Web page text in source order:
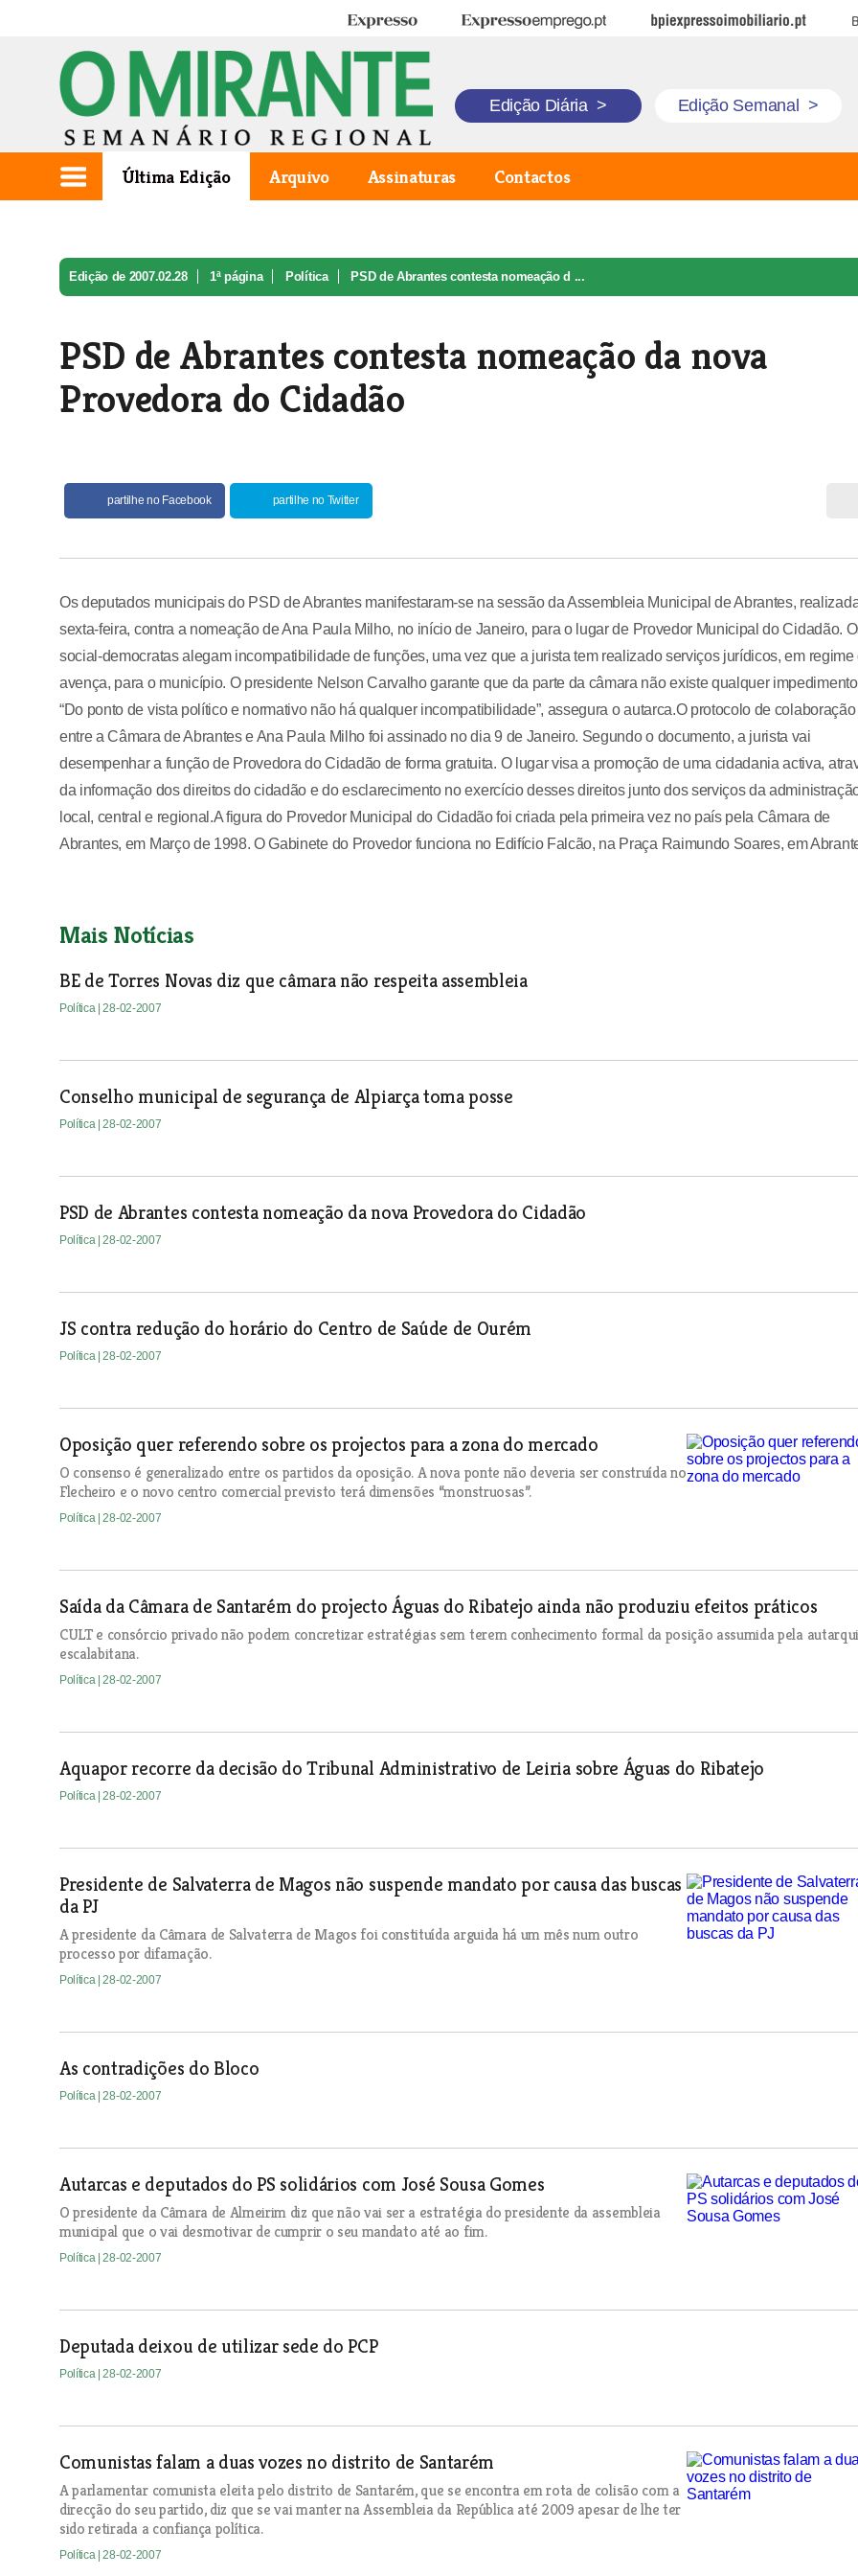
Expresso Expresso Emprego BPI Expresso Imobiliário
Edição Diária > Edição Semanal >
Última Edição Arquivo Assinaturas Contactos
Edição de 2007.02.28 1ª página Política PSD de Abrantes contesta nomeação d ...
PSD de Abrantes contesta nomeação da nova
Provedora do Cidadão
partilhe no Facebook partilhe no Twitter
Os deputados municipais do PSD de Abrantes manifestaram-se na sessão da Assembleia Municipal de Abrantes,
sexta-feira, contra a nomeação de Ana Paula Milho, no início de Janeiro, para o lugar de Provedor Municipal do Cidadão.
social-democratas alegam incompatibilidade de funções, uma vez que a jurista tem realizado serviços jurídicos, em regime
avença, para o município. O presidente Nelson Carvalho garante que da parte da câmara não existe qualquer
“Do ponto de vista político e normativo não há qualquer incompatibilidade”, assegura o autarca.O protocolo de colaboração
entre a Câmara de Abrantes e Ana Paula Milho foi assinado no dia 9 de Janeiro. Segundo o documento, a jurista vai
desempenhar a função de Provedora do Cidadão de forma gratuita. O lugar visa a promoção de uma cidadania activa,
da informação dos direitos do cidadão e do esclarecimento no exercício desses direitos junto dos serviços da
local, central e regional.A figura do Provedor Municipal do Cidadão foi criada pela primeira vez no país pela Câmara de
Abrantes, em Março de 1998. O Gabinete do Provedor funciona no Edifício Falcão, na Praça Raimundo Soares, em
Mais Notícias
BE de Torres Novas diz que câmara não respeita assembleia
Política | 28-02-2007
Conselho municipal de segurança de Alpiarça toma posse
Política | 28-02-2007
PSD de Abrantes contesta nomeação da nova Provedora do Cidadão
Política | 28-02-2007
JS contra redução do horário do Centro de Saúde de Ourém
Política | 28-02-2007
Oposição quer referendo sobre os projectos para a zona do mercado
O consenso é generalizado entre os partidos da oposição. A nova ponte não deveria ser construída no
Flecheiro e o novo centro comercial previsto terá dimensões “monstruosas”.
Política | 28-02-2007
Saída da Câmara de Santarém do projecto Águas do Ribatejo ainda não produziu efeitos práticos
CULT e consórcio privado não podem concretizar estratégias sem terem conhecimento formal da posição assumida pela
escalabitana.
Política | 28-02-2007
Aquapor recorre da decisão do Tribunal Administrativo de Leiria sobre Águas do Ribatejo
Política | 28-02-2007
Presidente de Salvaterra de Magos não suspende mandato por causa das buscas
da PJ
A presidente da Câmara de Salvaterra de Magos foi constituída arguida há um mês num outro
processo por difamação.
Política | 28-02-2007
As contradições do Bloco
Política | 28-02-2007
Autarcas e deputados do PS solidários com José Sousa Gomes
O presidente da Câmara de Almeirim diz que não vai ser a estratégia do presidente da assembleia
municipal que o vai desmotivar de cumprir o seu mandato até ao fim.
Política | 28-02-2007
Deputada deixou de utilizar sede do PCP
Política | 28-02-2007
Comunistas falam a duas vozes no distrito de Santarém
A parlamentar comunista eleita pelo distrito de Santarém, que se encontra em rota de colisão com a
direcção do seu partido, diz que se vai manter na Assembleia da República até 2009 apesar de lhe ter
sido retirada a confiança política.
Política | 28-02-2007